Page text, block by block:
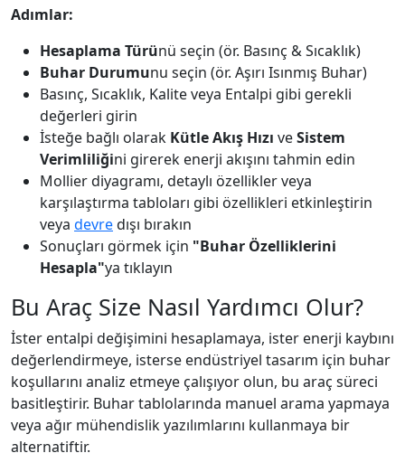
Adımlar:
Hesaplama Türünü seçin (ör. Basınç & Sıcaklık)
Buhar Durumunu seçin (ör. Aşırı Isınmış Buhar)
Basınç, Sıcaklık, Kalite veya Entalpi gibi gerekli
değerleri girin
İsteğe bağlı olarak Kütle Akış Hızı veSistem
Verimliliğini girerek enerji akışını tahmin edin
Mollier diyagramı, detaylı özellikler veya
karşılaştırma tabloları gibi özellikleri etkinleştirin
veya devredışı bırakın
Sonuçları görmek için "Buhar Özelliklerini
Hesapla"ya tıklayın
Bu Araç Size Nasıl Yardımcı Olur?
İster entalpi değişimini hesaplamaya, ister enerji kaybını
değerlendirmeye, isterse endüstriyel tasarım için buhar
koşullarını analiz etmeye çalışıyor olun, bu araç süreci
basitleştirir. Buhar tablolarında manuel arama yapmaya
veya ağır mühendislik yazılımlarını kullanmaya bir
alternatiftir.